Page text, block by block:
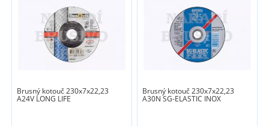
Brusný kotouč 230x7x22,23
A24V LONG LIFE
Brusný kotouč 230x7x22,23
A30N SG-ELASTIC INOX